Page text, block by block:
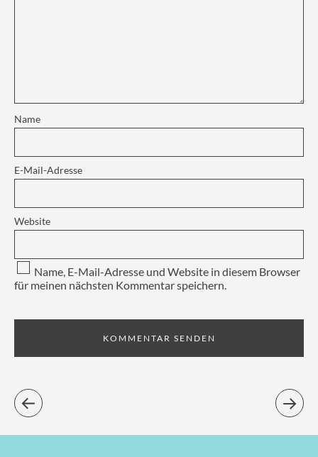
Name
E-Mail-Adresse
Website
Name, E-Mail-Adresse und Website in diesem Browser
für meinen nächsten Kommentar speichern.